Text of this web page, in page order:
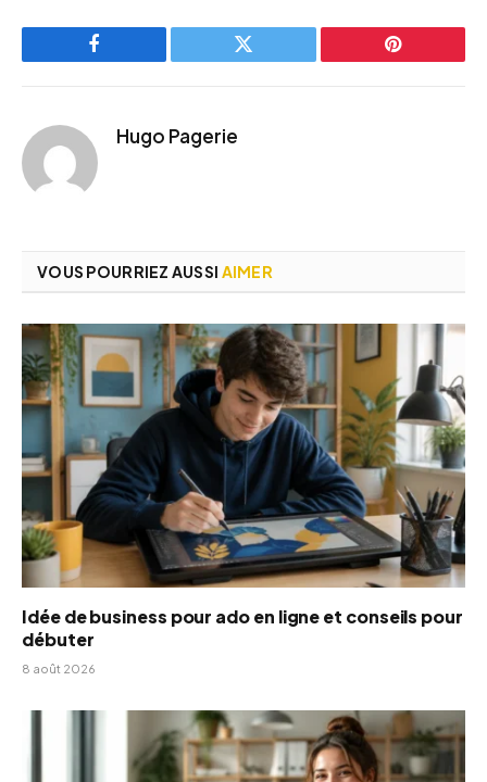
Facebook Twitter Pinterest
Hugo Pagerie
VOUS POURRIEZ AUSSI AIMER
Idée de business pour ado en ligne et conseils pour
débuter
8 août 2026